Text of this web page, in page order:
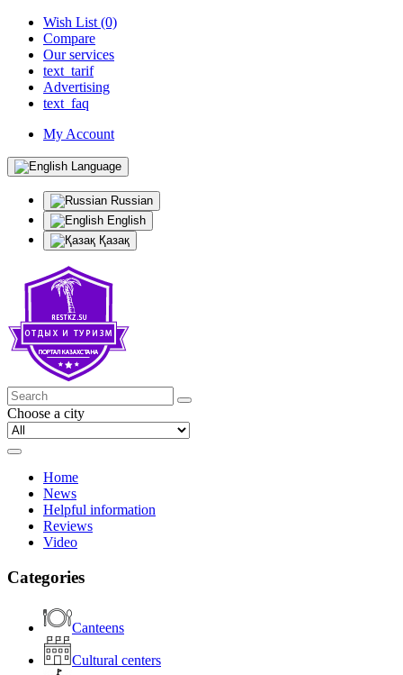
Wish List (0)
Compare
Our services
text_tarif
Advertising
text_faq
My Account
Language
Russian
English
Қазақ
Choose a city
Home
News
Helpful information
Reviews
Video
Categories
Canteens
Cultural centers